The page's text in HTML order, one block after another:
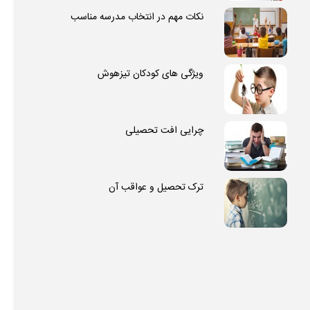
نکات مهم در انتخاب مدرسه مناسب
ویژگی های کودکان تیزهوش
چرایی افت تحصیلی
ترک تحصیل و عواقب آن